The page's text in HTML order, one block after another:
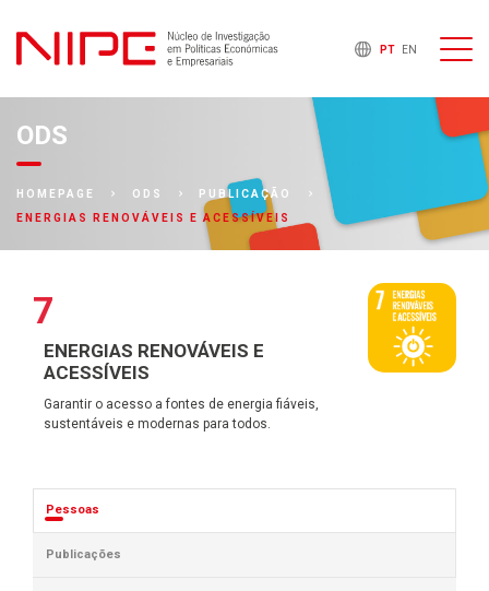
PT EN
ODS
HOMEPAGE ODS
PUBLICAÇÃO
ENERGIAS RENOVÁVEIS E ACESSÍVEIS
7
ENERGIAS RENOVÁVEIS E
ACESSÍVEIS
Garantir o acesso a fontes de energia fiáveis,
sustentáveis e modernas para todos.
Pessoas
Publicações